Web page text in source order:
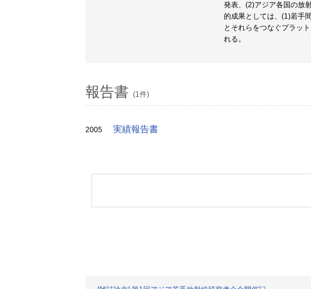
発表、(2)アジア各国の放
的成果としては、(1)若手
とそれらをつなぐプラッ
れる。
報告書 (1件)
2005 実績報告書